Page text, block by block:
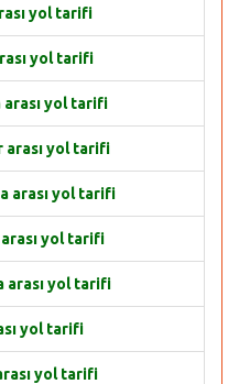
yol tarifi
yol tarifi
yol tarifi
arası yol tarifi
arası yol tarifi
yol tarifi
arası yol tarifi
yol tarifi
yol tarifi